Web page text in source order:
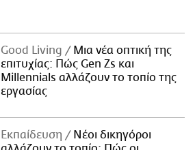
Good Living
Μια νέα οπτική της
επιτυχίας: Πώς Gen Zs και
Millennials αλλάζουν το τοπίο της
εργασίας
Εκπαίδευση
Νέοι δικηγόροι